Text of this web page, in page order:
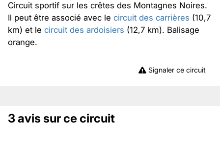
Circuit sportif sur les crêtes des Montagnes Noires.
Il peut être associé avec le circuit des carrières (10,7
km) et le circuit des ardoisiers (12,7 km). Balisage
orange.
Signaler ce circuit
3 avis sur ce circuit